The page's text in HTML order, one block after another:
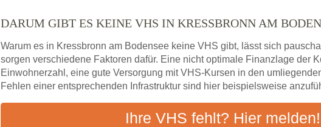
3 schnelle Tipps
Nähe
Abendschule in der Region rund um Kressbronn am Bodensee
VHS steht für Erwachsenenbildung
Online-Kurse: Alternative Angebote zum VHS-Kurs
Vor- und Nachteile von Online-Kursen
DARUM GIBT ES KEINE VHS IN KRESSBRONN AM
Warum es in Kressbronn am Bodensee keine VHS gibt, lässt sich
sorgen verschiedene Faktoren dafür. Eine nicht optimale Finanzlage der
Einwohnerzahl, eine gute Versorgung mit VHS-Kursen in den
Fehlen einer entsprechenden Infrastruktur sind hier beispielsweise
Ihre VHS fehlt? Hier melden!